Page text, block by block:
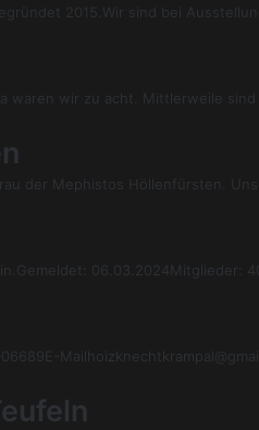
2015.Wir sind bei
waren wir zu acht. Mittlerweile
der Mephistos Höllenfürsten.
06.03.2024Mitglieder: